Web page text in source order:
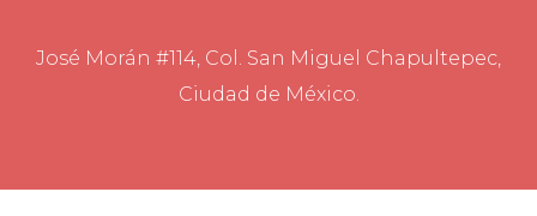
José Morán #114, Col. San Miguel Chapultepec,
Ciudad de México.